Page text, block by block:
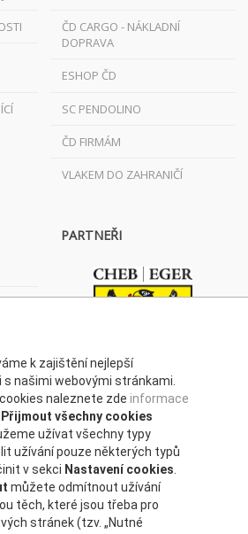
ČD CARGO - NÁKLADNÍ
DOPRAVA
ESHOP ČD
SC PENDOLINO
ČD FIRMÁM
VLAKEM DO ZAHRANIČÍ
PARTNEŘI
k zajištění nejlepší
našimi webovými stránkami.
naleznete zde informace
Přijmout všechny cookies
užívat všechny typy
užívání pouze některých typů
v sekci Nastavení cookies
můžete odmítnout užívání
těch, které jsou třeba pro
stránek (tzv. „Nutné